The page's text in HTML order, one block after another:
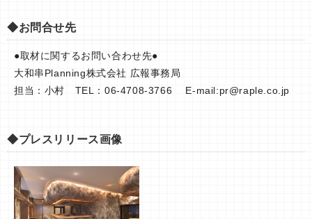
◆お問合せ先
●取材に関するお問い合わせ先●
大和串Planning株式会社 広報事務局
担当：小村 TEL：06-4708-3766 E-mail:pr@raple.co.jp
◆プレスリリース画像